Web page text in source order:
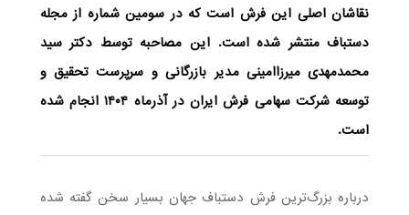
نقاشان اصلی این فرش است که در سومین شماره از مجله
دستباف منتشر شده است. این مصاحبه توسط دکتر سید
محمدمهدی میرزاامینی مدیر بازرگانی و سرپرست تحقیق و
توسعه شرکت سهامی فرش ایران در آذرماه ۱۴۰۴ انجام شده
است.
درباره بزرگ‌ترین فرش دستباف جهان بسیار سخن گفته شده